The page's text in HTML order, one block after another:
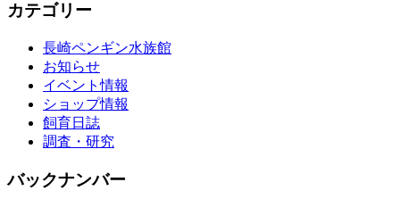
カテゴリー
長崎ペンギン水族館
お知らせ
イベント情報
ショップ情報
飼育日誌
調査・研究
バックナンバー